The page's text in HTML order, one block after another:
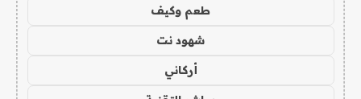
طعم وكيف
شهود نت
أركاني